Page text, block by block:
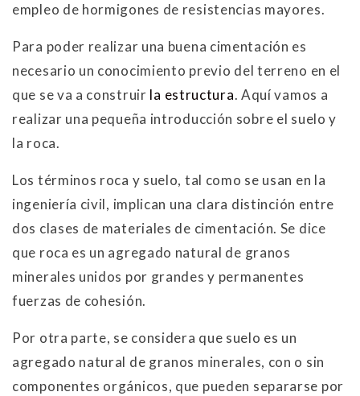
empleo de hormigones de resistencias mayores.
Para poder realizar una buena cimentación es
necesario un conocimiento previo del terreno en el
que se va a construir la estructura. Aquí vamos a
realizar una pequeña introducción sobre el suelo y
la roca.
Los términos roca y suelo, tal como se usan en la
ingeniería civil, implican una clara distinción entre
dos clases de materiales de cimentación. Se dice
que roca es un agregado natural de granos
minerales unidos por grandes y permanentes
fuerzas de cohesión.
Por otra parte, se considera que suelo es un
agregado natural de granos minerales, con o sin
componentes orgánicos, que pueden separarse por